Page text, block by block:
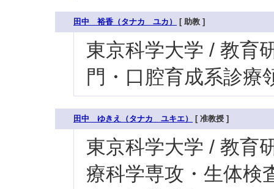
田中 裕香（タナカ ユカ） [ 助教 ]
東京科学大学 / 教育
門・口腔育成系診療
田中 ゆきえ（タナカ ユキエ） [ 准教授 ]
東京科学大学 / 教育
療科学専攻・生体検